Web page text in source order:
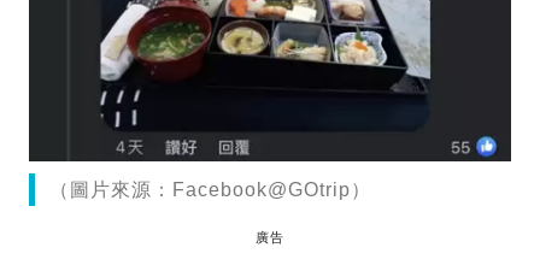
（圖片來源：Facebook@GOtrip）
廣告